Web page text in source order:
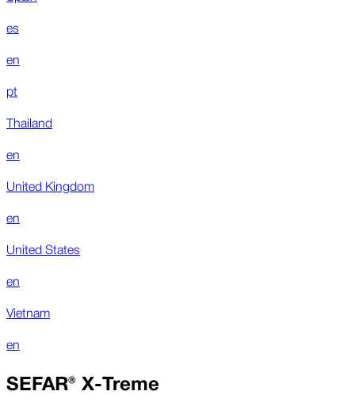
es
en
pt
Thailand
en
United Kingdom
en
United States
en
Vietnam
en
SEFAR® X-Treme